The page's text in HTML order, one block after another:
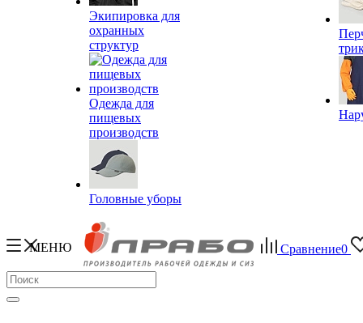
Экипировка для
охранных
структур
Одежда для
пищевых
производств
Головные уборы
МЕНЮ Сравнение0